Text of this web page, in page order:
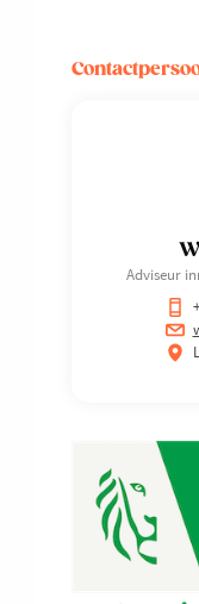
Adviseur